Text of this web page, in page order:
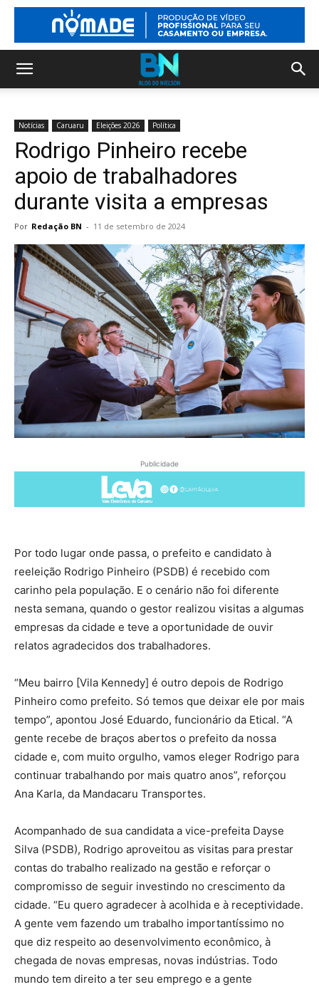
Notícias Caruaru Eleições 2026 Política
Rodrigo Pinheiro recebe
apoio de trabalhadores
durante visita a empresas
Por Redação BN - 11 de setembro de 2024
Publicidade
Por todo lugar onde passa, o prefeito e candidato à
reeleição Rodrigo Pinheiro (PSDB) é recebido com
carinho pela população. E o cenário não foi diferente
nesta semana, quando o gestor realizou visitas a algumas
empresas da cidade e teve a oportunidade de ouvir
relatos agradecidos dos trabalhadores.
“Meu bairro [Vila Kennedy] é outro depois de Rodrigo
Pinheiro como prefeito. Só temos que deixar ele por mais
tempo”, apontou José Eduardo, funcionário da Etical. “A
gente recebe de braços abertos o prefeito da nossa
cidade e, com muito orgulho, vamos eleger Rodrigo para
continuar trabalhando por mais quatro anos”, reforçou
Ana Karla, da Mandacaru Transportes.
Acompanhado de sua candidata a vice-prefeita Dayse
Silva (PSDB), Rodrigo aproveitou as visitas para prestar
contas do trabalho realizado na gestão e reforçar o
compromisso de seguir investindo no crescimento da
cidade. “Eu quero agradecer à acolhida e à receptividade.
A gente vem fazendo um trabalho importantíssimo no
que diz respeito ao desenvolvimento econômico, à
chegada de novas empresas, novas indústrias. Todo
mundo tem direito a ter seu emprego e a gente